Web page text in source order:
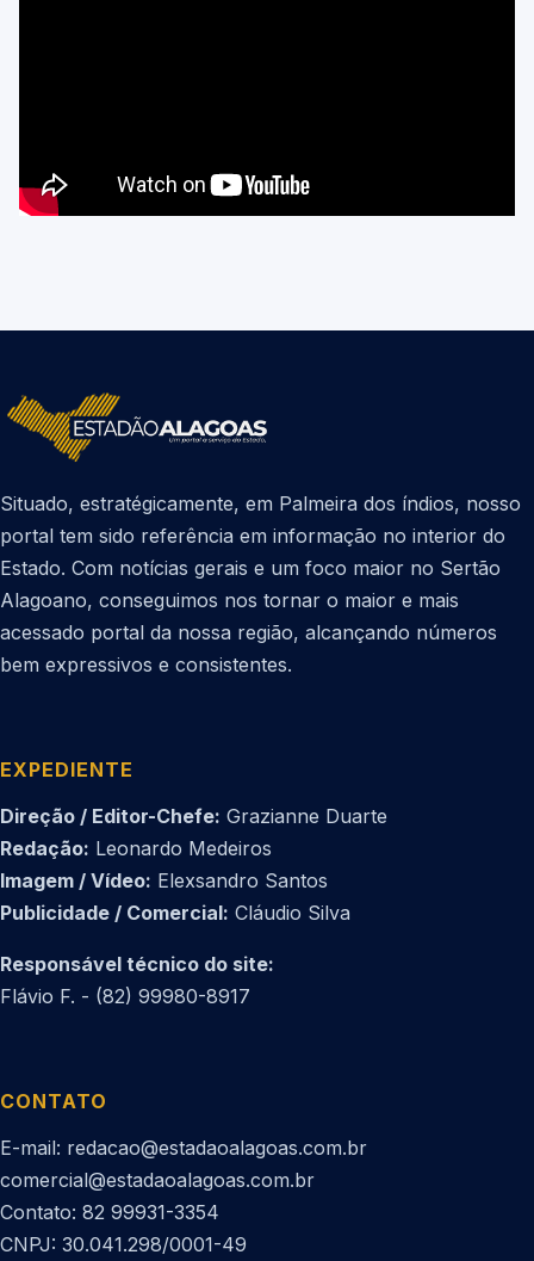
Situado, estratégicamente, em Palmeira dos índios, nosso
portal tem sido referência em informação no interior do
Estado. Com notícias gerais e um foco maior no Sertão
Alagoano, conseguimos nos tornar o maior e mais
acessado portal da nossa região, alcançando números
bem expressivos e consistentes.
EXPEDIENTE
Direção / Editor-Chefe: Grazianne Duarte
Redação: Leonardo Medeiros
Imagem / Vídeo: Elexsandro Santos
Publicidade / Comercial: Cláudio Silva
Responsável técnico do site:
Flávio F. - (82) 99980-8917
CONTATO
E-mail: redacao@estadaoalagoas.com.br
comercial@estadaoalagoas.com.br
Contato: 82 99931-3354
CNPJ: 30.041.298/0001-49